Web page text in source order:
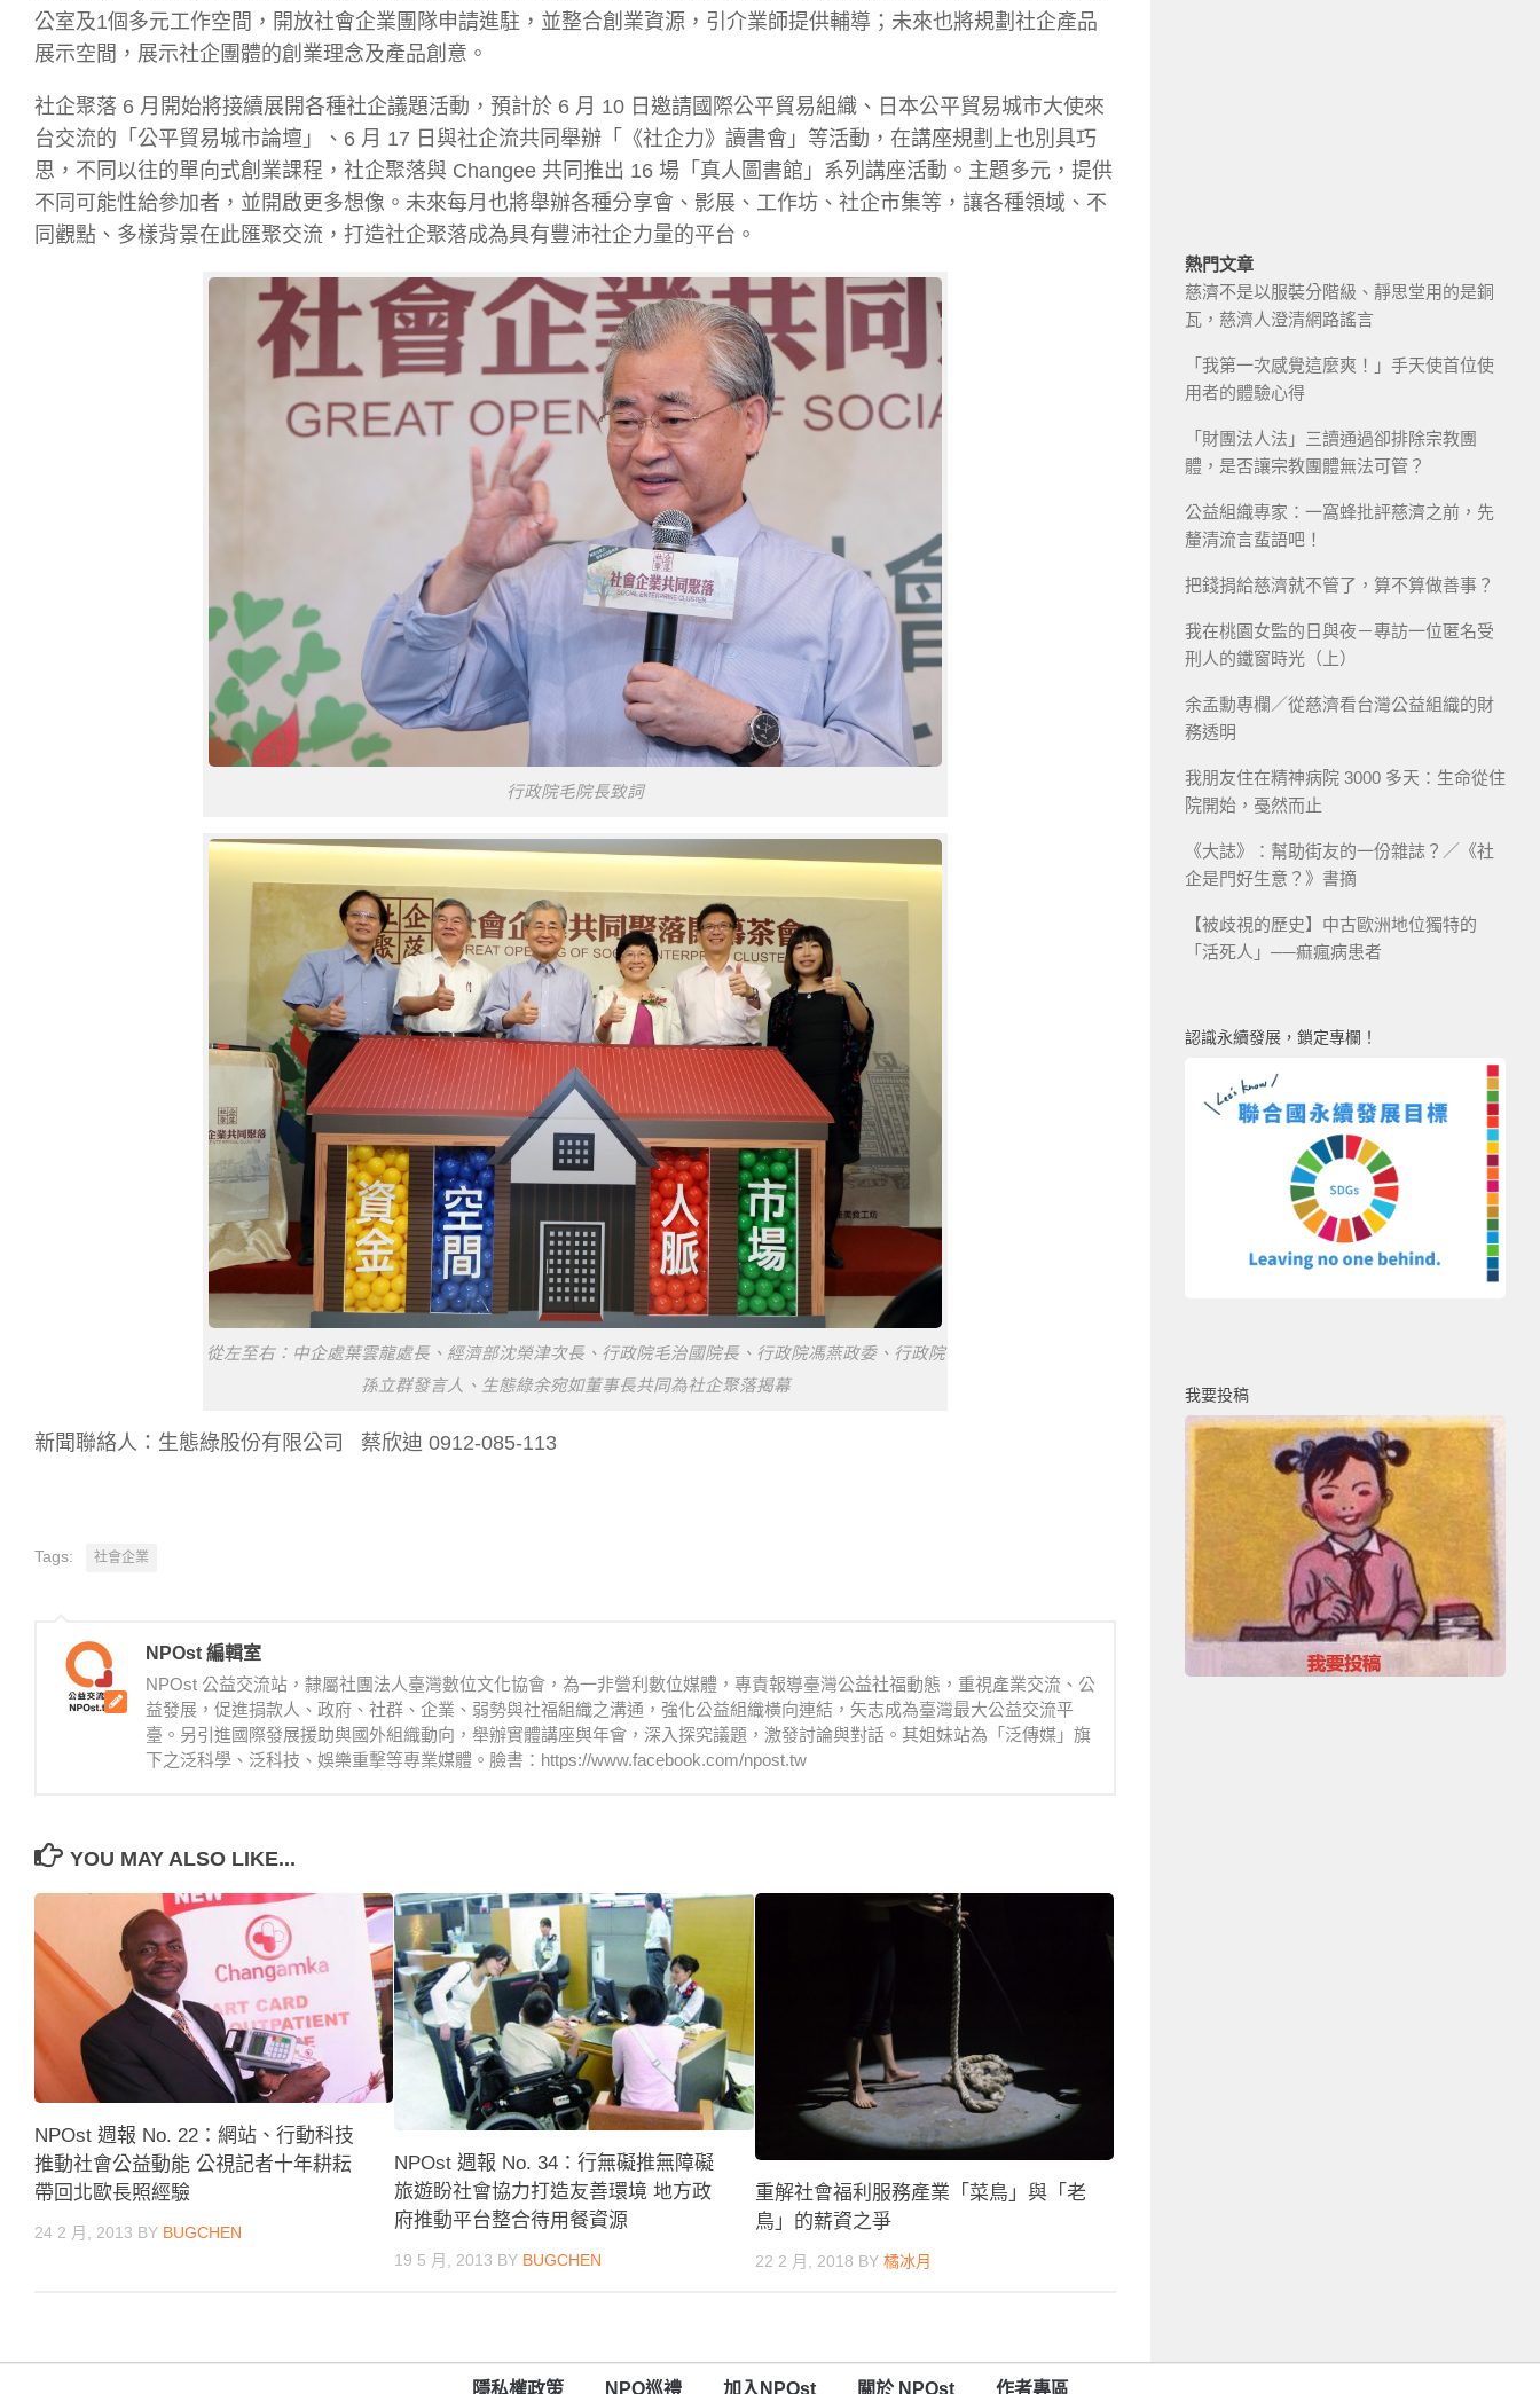
公室及1個多元工作空間，開放社會企業團隊申請進駐，並整合創業資源，引介業師提供輔導；未來也將規劃社企產品
展示空間，展示社企團體的創業理念及產品創意。
社企聚落 6 月開始將接續展開各種社企議題活動，預計於 6 月 10 日邀請國際公平貿易組織、日本公平貿易城市大使來
台交流的「公平貿易城市論壇」、6 月 17 日與社企流共同舉辦「《社企力》讀書會」等活動，在講座規劃上也別具巧
思，不同以往的單向式創業課程，社企聚落與 Changee 共同推出 16 場「真人圖書館」系列講座活動。主題多元，提供
不同可能性給參加者，並開啟更多想像。未來每月也將舉辦各種分享會、影展、工作坊、社企市集等，讓各種領域、不
同觀點、多樣背景在此匯聚交流，打造社企聚落成為具有豐沛社企力量的平台。
行政院毛院長致詞
從左至右：中企處葉雲龍處長、經濟部沈榮津次長、行政院毛治國院長、行政院馮燕政委、行政院
孫立群發言人、生態綠余宛如董事長共同為社企聚落揭幕
新聞聯絡人：生態綠股份有限公司 蔡欣迪 0912-085-113
Tags: 社會企業
NPOst 編輯室
NPOst 公益交流站，隸屬社團法人臺灣數位文化協會，為一非營利數位媒體，專責報導臺灣公益社福動態，重視產業交流、公
益發展，促進捐款人、政府、社群、企業、弱勢與社福組織之溝通，強化公益組織橫向連結，矢志成為臺灣最大公益交流平
臺。另引進國際發展援助與國外組織動向，舉辦實體講座與年會，深入探究議題，激發討論與對話。其姐妹站為「泛傳媒」旗
下之泛科學、泛科技、娛樂重擊等專業媒體。臉書：https://www.facebook.com/npost.tw
YOU MAY ALSO LIKE...
NPOst 週報 No. 22：網站、行動科技
推動社會公益動能 公視記者十年耕耘
帶回北歐長照經驗
24 2 月, 2013 BY BUGCHEN
NPOst 週報 No. 34：行無礙推無障礙
旅遊盼社會協力打造友善環境 地方政
府推動平台整合待用餐資源
19 5 月, 2013 BY BUGCHEN
重解社會福利服務產業「菜鳥」與「老
鳥」的薪資之爭
22 2 月, 2018 BY 橘冰月
熱門文章
慈濟不是以服裝分階級、靜思堂用的是銅
瓦，慈濟人澄清網路謠言
「我第一次感覺這麼爽！」手天使首位使
用者的體驗心得
「財團法人法」三讀通過卻排除宗教團
體，是否讓宗教團體無法可管？
公益組織專家：一窩蜂批評慈濟之前，先
釐清流言蜚語吧！
把錢捐給慈濟就不管了，算不算做善事？
我在桃園女監的日與夜－專訪一位匿名受
刑人的鐵窗時光（上）
余孟勳專欄／從慈濟看台灣公益組織的財
務透明
我朋友住在精神病院 3000 多天：生命從住
院開始，戞然而止
《大誌》：幫助街友的一份雜誌？／《社
企是門好生意？》書摘
【被歧視的歷史】中古歐洲地位獨特的
「活死人」──痲瘋病患者
認識永續發展，鎖定專欄！
我要投稿
隱私權政策 NPO巡禮 加入NPOst 關於 NPOst 作者專區